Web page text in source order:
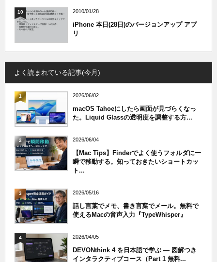
10 2010/01/28
iPhone 本日(28日)のバージョンアップ アプ
リ
よく読まれている記事(今月)
1 2026/06/02
macOS Tahoeにしたら画面が見づらくなっ
た。Liquid Glassの透明度を調整する方...
2 2026/06/04
【Mac Tips】Finderでよく使うフォルダに一
瞬で移動する。知っておきたいショートカッ
ト...
3 2026/05/16
話し言葉でメモ、書き言葉でメール。無料で
使えるMacの音声入力『TypeWhisper』
4 2026/04/05
DEVONthink 4 を日本語で学ぶ — 図解つき
インタラクティブコース（Part 1 無料...